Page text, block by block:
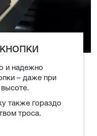
и надежно
– даже при
также гораздо
троса.